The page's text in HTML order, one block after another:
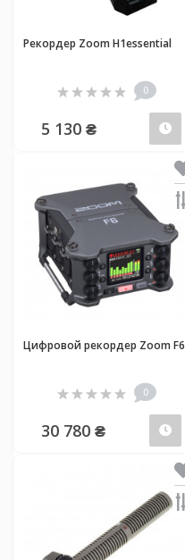
Рекордер Zoom H1essential
0
5 130 ₴
Цифровой рекордер Zoom F6
0
30 780 ₴